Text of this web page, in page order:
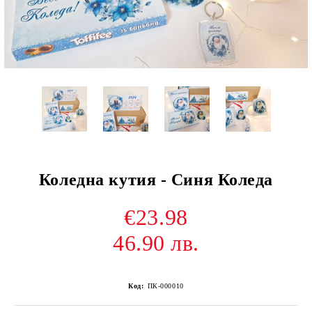
Коледна кутия - Синя Коледа
€23.98
46.90 лв.
Код: ПК-000010